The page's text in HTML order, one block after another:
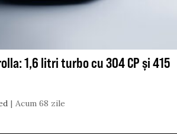
1,6 litri turbo cu 304 CP și 415
Acum 68 zile